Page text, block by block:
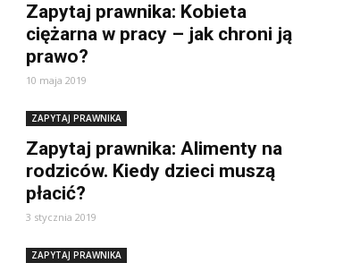
Zapytaj prawnika: Kobieta
ciężarna w pracy – jak chroni ją
prawo?
10 maja 2019
ZAPYTAJ PRAWNIKA
Zapytaj prawnika: Alimenty na
rodziców. Kiedy dzieci muszą
płacić?
3 stycznia 2019
ZAPYTAJ PRAWNIKA